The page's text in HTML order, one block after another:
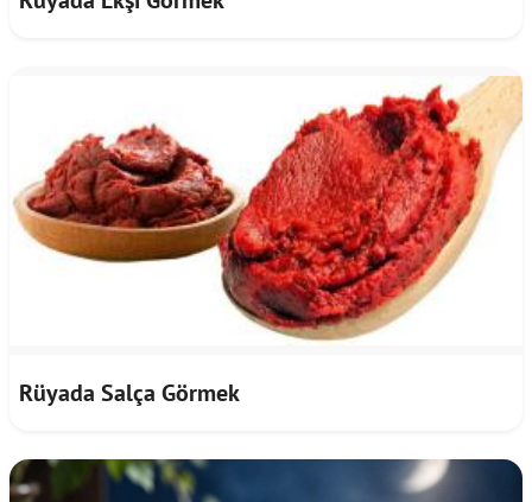
Rüyada Salça Görmek